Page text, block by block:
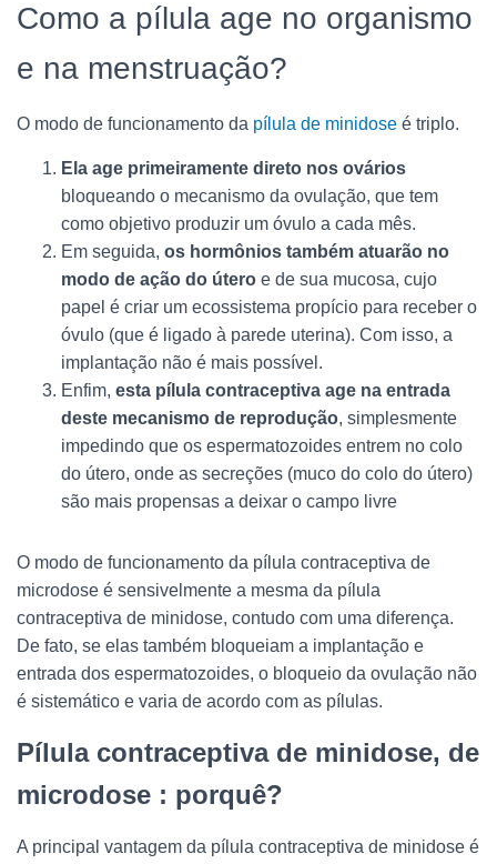
Como a pílula age no organismo
e na menstruação?
O modo de funcionamento da pílula de minidose é triplo.
Ela age primeiramente direto nos ovários
bloqueando o mecanismo da ovulação, que tem
como objetivo produzir um óvulo a cada mês.
Em seguida, os hormônios também atuarão no
modo de ação do útero e de sua mucosa, cujo
papel é criar um ecossistema propício para receber o
óvulo (que é ligado à parede uterina). Com isso, a
implantação não é mais possível.
Enfim, esta pílula contraceptiva age na entrada
deste mecanismo de reprodução, simplesmente
impedindo que os espermatozoides entrem no colo
do útero, onde as secreções (muco do colo do útero)
são mais propensas a deixar o campo livre
O modo de funcionamento da pílula contraceptiva de
microdose é sensivelmente a mesma da pílula
contraceptiva de minidose, contudo com uma diferença.
De fato, se elas também bloqueiam a implantação e
entrada dos espermatozoides, o bloqueio da ovulação não
é sistemático e varia de acordo com as pílulas.
Pílula contraceptiva de minidose, de
microdose : porquê?
A principal vantagem da pílula contraceptiva de minidose é